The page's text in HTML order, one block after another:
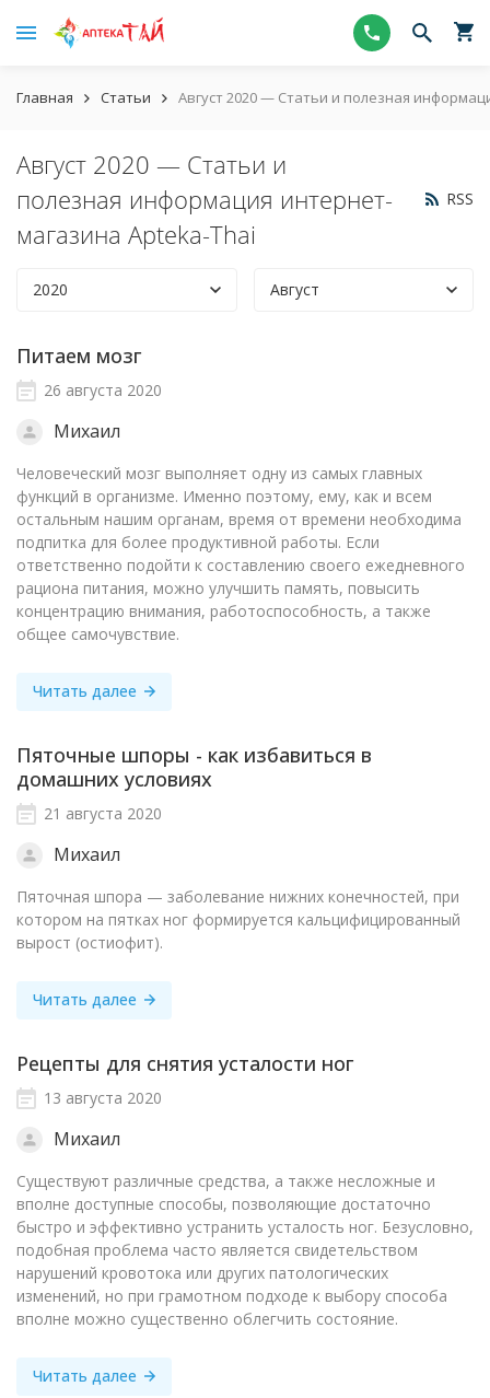
Главная Статьи Август 2020 — Статьи и полезная
Август 2020 — Статьи и
полезная информация интернет-
магазина Apteka-Thai
RSS
2020 Август
Питаем мозг
26 августа 2020
Михаил
Человеческий мозг выполняет одну из самых главных
функций в организме. Именно поэтому, ему, как и всем
остальным нашим органам, время от времени необходима
подпитка для более продуктивной работы. Если
ответственно подойти к составлению своего ежедневного
рациона питания, можно улучшить память, повысить
концентрацию внимания, работоспособность, а также
общее самочувствие.
Читать далее
Пяточные шпоры - как избавиться в
домашних условиях
21 августа 2020
Михаил
Пяточная шпора — заболевание нижних конечностей, при
котором на пятках ног формируется кальцифицированный
вырост (остиофит).
Читать далее
Рецепты для снятия усталости ног
13 августа 2020
Михаил
Существуют различные средства, а также несложные и
вполне доступные способы, позволяющие достаточно
быстро и эффективно устранить усталость ног. Безусловно,
подобная проблема часто является свидетельством
нарушений кровотока или других патологических
изменений, но при грамотном подходе к выбору способа
вполне можно существенно облегчить состояние.
Читать далее